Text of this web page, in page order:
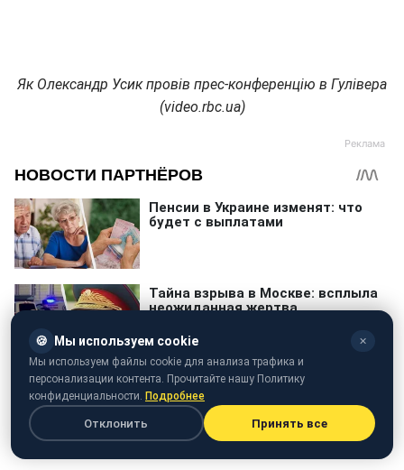
Як Олександр Усик провів прес-конференцію в Гулівера
(video.rbc.ua)
🍪 Мы используем cookie ✕
Мы используем файлы cookie для анализа трафика и
персонализации контента. Прочитайте нашу Политику
конфиденциальности. Подробнее
Отклонить Принять все